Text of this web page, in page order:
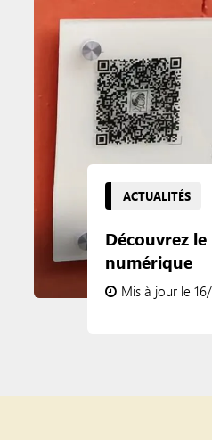
ACTUALITÉS
Découvrez
numérique
Mis à jour le